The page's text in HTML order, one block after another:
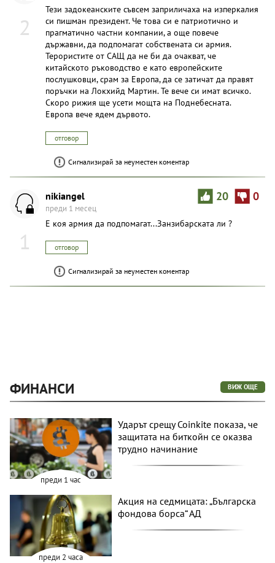
2
Тези задокеанските съвсем заприличаха на изперкалия
си пишман президент. Че това си е патриотично и
прагматично частни компании, а още повече
държавни, да подпомагат собствената си армия.
Терористите от САЩ да не би да очакват, че
китайското ръководство е като европейските
послушковци, срам за Европа, да се затичат да правят
поръчки на Локхийд Мартин. Те вече си имат всичко.
Скоро рижия ще усети мощта на Поднебесната.
Европа вече ядем дървото.
отговор
Сигнализирай за неуместен коментар
1
20 0
nikiangel
преди 1 месец
Е коя армия да подпомагат...Занзибарската ли ?
отговор
Сигнализирай за неуместен коментар
ФИНАНСИ ВИЖ ОЩЕ
преди 1 час
Ударът срещу Coinkite показа, че
защитата на биткойн се оказва
трудно начинание
преди 2 часа
Акция на седмицата: „Българска
фондова борса“ АД